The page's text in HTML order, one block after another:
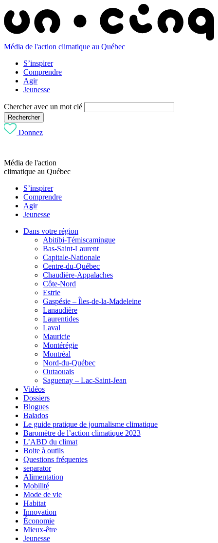
Média de l'action climatique au Québec
S’inspirer
Comprendre
Agir
Jeunesse
Chercher avec un mot clé
Rechercher
Donnez
Média de l'action
climatique au Québec
S’inspirer
Comprendre
Agir
Jeunesse
Dans votre région
Abitibi-Témiscamingue
Bas-Saint-Laurent
Capitale-Nationale
Centre-du-Québec
Chaudière-Appalaches
Côte-Nord
Estrie
Gaspésie – Îles-de-la-Madeleine
Lanaudière
Laurentides
Laval
Mauricie
Montérégie
Montréal
Nord-du-Québec
Outaouais
Saguenay – Lac-Saint-Jean
Vidéos
Dossiers
Blogues
Balados
Le guide pratique de journalisme climatique
Baromètre de l’action climatique 2023
L’ABD du climat
Boite à outils
Questions fréquentes
separator
Alimentation
Mobilité
Mode de vie
Habitat
Innovation
Économie
Mieux-être
Jeunesse